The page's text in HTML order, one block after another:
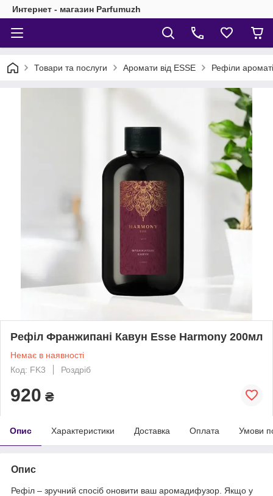
Интернет - магазин Parfumuzh
Товари та послуги Аромати від ESSE Рефіли
Рефіл Франжипані Кавун Esse Harmony 200мл
Немає в наявності
Код: FK3
Роздріб
920 ₴
Опис Характеристики Доставка Оплата Умови
Опис
Рефіл – зручний спосіб оновити ваш аромадифузор. Якщо у